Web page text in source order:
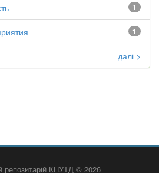
1
1
далі >
репозитарій КНУТД © 2026